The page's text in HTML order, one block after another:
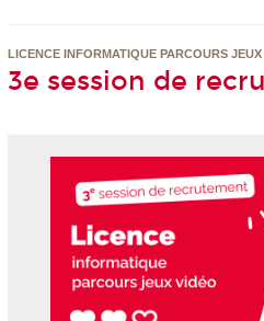
LICENCE INFORMATIQUE PARCOURS JEUX
3e session de